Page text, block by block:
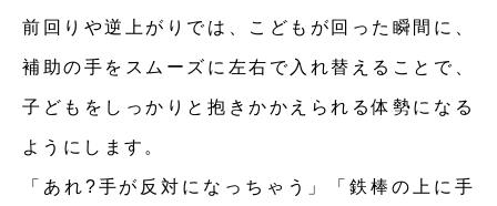
前回りや逆上がりでは、こどもが回った瞬間に、
補助の手をスムーズに左右で入れ替えることで、
子どもをしっかりと抱きかかえられる体勢になる
ようにします。
「あれ?手が反対になっちゃう」「鉄棒の上に手